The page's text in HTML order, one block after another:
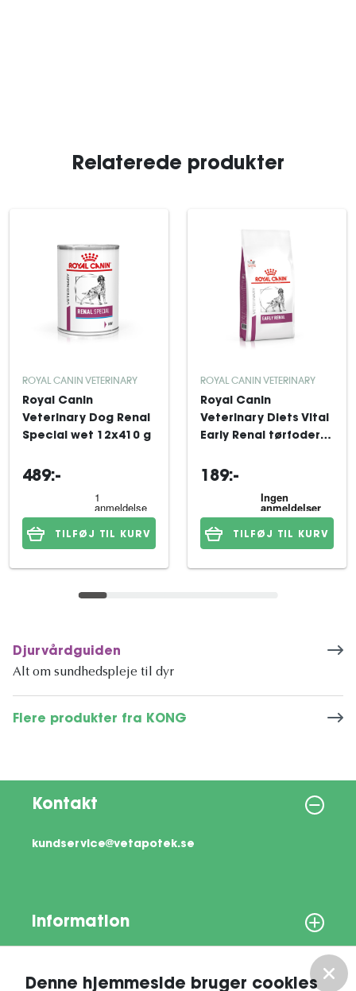
Denne hjemmeside bruger cookies
Relaterede produkter
ROYAL CANIN VETERINARY
Royal Canin
Veterinary Dog Renal
Special wet 12x410 g
489:-
TILFØJ TIL KURV
ROYAL CANIN VETERINARY
Royal Canin
Veterinary Diets Vital
Early Renal tørfoder
189:-
TILFØJ TIL KURV
Djurvårdguiden
Alt om sundhedspleje til dyr
Flere produkter fra KONG
Kontakt
kundservice@vetapotek.se
Information